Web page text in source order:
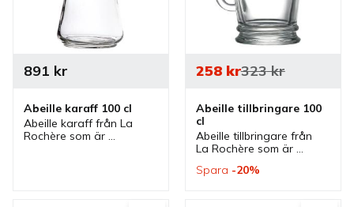
Abeille karaff 100 cl
Abeille karaff från La
Rochère som är
891 kr
Abeille tillbringare 100
cl
Abeille tillbringare från
La Rochère som är
napoleonbin. En
258kr323kr
Spara 20%